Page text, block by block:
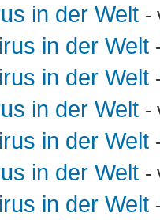
in der Welt -
in der Welt
in der Welt
in der Welt -
in der Welt
in der Welt -
in der Welt